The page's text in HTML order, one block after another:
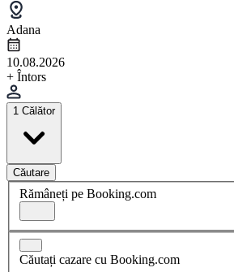
Adana
10.08.2026
+ Întors
1 Călător
Căutare
Rămâneți pe Booking.com
Căutați cazare cu Booking.com